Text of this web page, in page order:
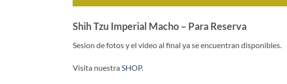
Shih Tzu Imperial Macho – Para Reserva
Sesion de fotos y el video al final ya se encuentran disponibles.
Visita nuestra SHOP.